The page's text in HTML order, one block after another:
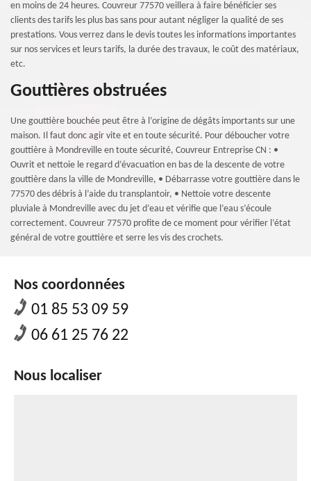
en moins de 24 heures. Couvreur 77570 veillera à faire bénéficier ses
clients des tarifs les plus bas sans pour autant négliger la qualité de ses
prestations. Vous verrez dans le devis toutes les informations importantes
sur nos services et leurs tarifs, la durée des travaux, le coût des matériaux,
etc.
Gouttières obstruées
Une gouttière bouchée peut être à l’origine de dégâts importants sur une
maison. Il faut donc agir vite et en toute sécurité. Pour déboucher votre
gouttière à Mondreville en toute sécurité, Couvreur Entreprise CN : •
Ouvrit et nettoie le regard d’évacuation en bas de la descente de votre
gouttière dans la ville de Mondreville, • Débarrasse votre gouttière dans le
77570 des débris à l’aide du transplantoir, • Nettoie votre descente
pluviale à Mondreville avec du jet d’eau et vérifie que l’eau s’écoule
correctement. Couvreur 77570 profite de ce moment pour vérifier l’état
général de votre gouttière et serre les vis des crochets.
Nos coordonnées
01 85 53 09 59
06 61 25 76 22
Nous localiser